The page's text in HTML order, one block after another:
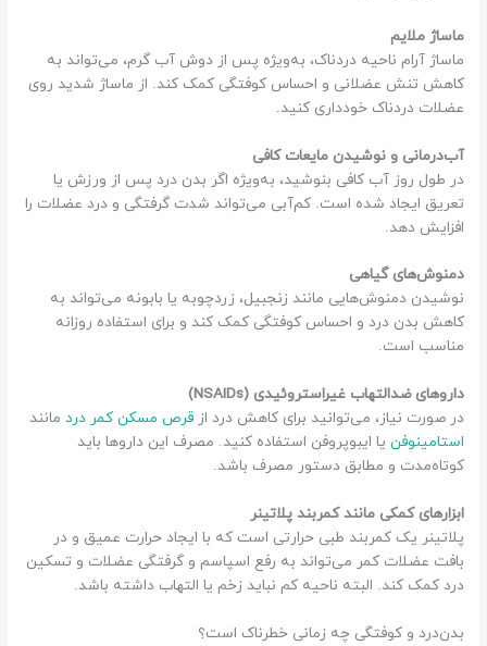
ماساژ ملایم
ماساژ آرام ناحیه دردناک، به‌ویژه پس از دوش آب گرم، می‌تواند به
کاهش تنش عضلانی و احساس کوفتگی کمک کند. از ماساژ شدید روی
عضلات دردناک خودداری کنید.
آب‌درمانی و نوشیدن مایعات کافی
در طول روز آب کافی بنوشید، به‌ویژه اگر بدن درد پس از ورزش یا
تعریق ایجاد شده است. کم‌آبی می‌تواند شدت گرفتگی و درد عضلات را
افزایش دهد.
دمنوش‌های گیاهی
نوشیدن دمنوش‌هایی مانند زنجبیل، زردچوبه یا بابونه می‌تواند به
کاهش بدن درد و احساس کوفتگی کمک کند و برای استفاده روزانه
مناسب است.
داروهای ضدالتهاب غیراستروئیدی (NSAIDs)
در صورت نیاز، می‌توانید برای کاهش درد ازقرص مسکن‌ کمر درد مانند
استامینوفن یا ایبوپروفن استفاده کنید. مصرف این داروها باید
کوتاه‌مدت و مطابق دستور مصرف باشد.
ابزارهای کمکی مانند کمربند پلاتینر
پلاتینر یک کمربند طبی حرارتی است که با ایجاد حرارت عمیق و در
بافت عضلات کمر می‌تواند به رفع اسپاسم و گرفتگی عضلات و تسکین
درد کمک کند. البته ناحیه کم نباید زخم یا التهاب داشته باشد.
بدن‌درد و کوفتگی چه زمانی خطرناک است؟